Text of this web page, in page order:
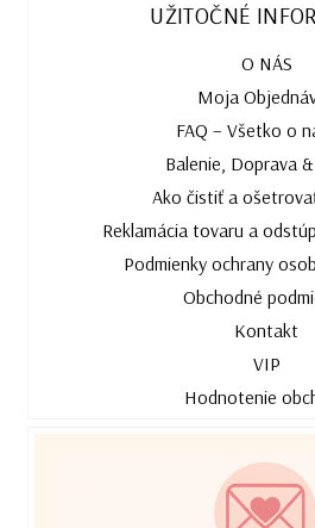
UŽITOČNÉ
O NÁS
Moja
FAQ – Všetko o
Balenie, Doprava
Ako čistiť a
Reklamácia tovaru a
Podmienky ochrany
Obchodné
Kontakt
VIP
Hodnotenie